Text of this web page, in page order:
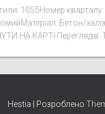
1055Номер
Бетон/
НА КАРТІ Переглядів:
Hestia | Розроблено